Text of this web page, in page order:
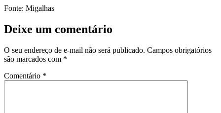
Fonte: Migalhas
Deixe um comentário
O seu endereço de e-mail não será publicado. Campos obrigatórios
são marcados com *
Comentário *